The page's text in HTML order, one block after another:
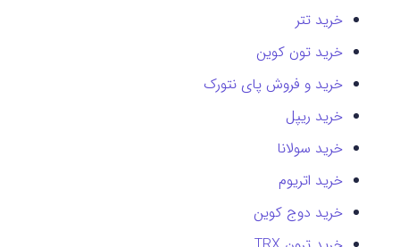
خرید تتر
خرید تون کوین
خرید و فروش پای نتورک
خرید ریپل
خرید سولانا
خرید اتریوم
خرید دوج کوین